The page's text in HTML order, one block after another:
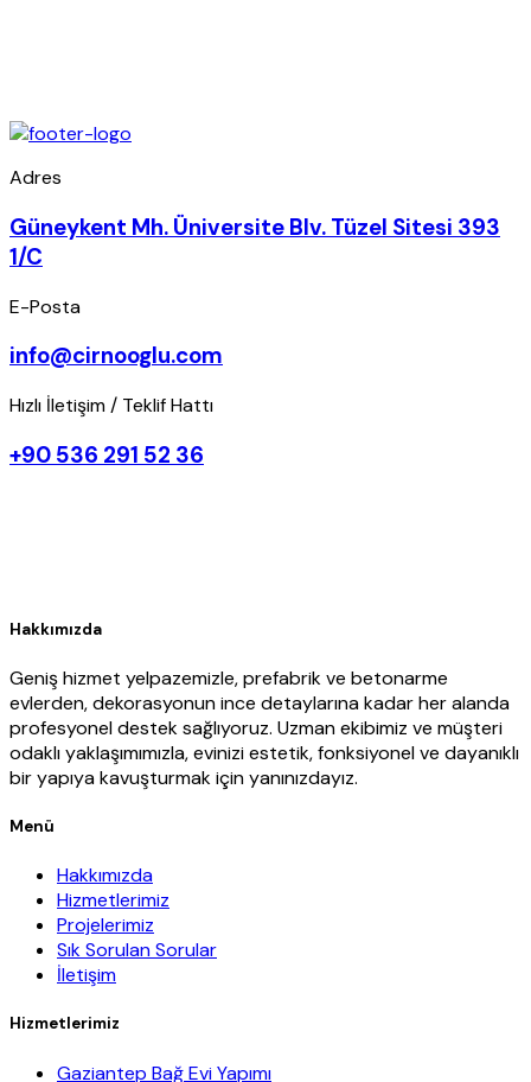
Adres
Güneykent Mh. Üniversite Blv. Tüzel Sitesi 393
1/C
E-Posta
info@cirnooglu.com
Hızlı İletişim / Teklif Hattı
+90 536 291 52 36
Hakkımızda
Geniş hizmet yelpazemizle, prefabrik ve betonarme
evlerden, dekorasyonun ince detaylarına kadar her alanda
profesyonel destek sağlıyoruz. Uzman ekibimiz ve müşteri
odaklı yaklaşımımızla, evinizi estetik, fonksiyonel ve dayanıklı
bir yapıya kavuşturmak için yanınızdayız.
Menü
Hakkımızda
Hizmetlerimiz
Projelerimiz
Sık Sorulan Sorular
İletişim
Hizmetlerimiz
Gaziantep Bağ Evi Yapımı